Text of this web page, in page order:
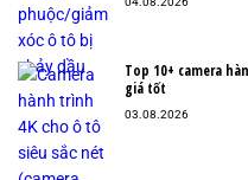
Top 10+ camera
giá tốt
03.08.2026